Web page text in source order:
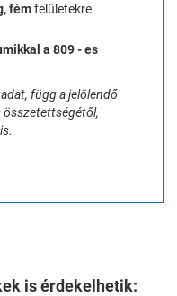
fémfelületekre
a 809 - es
függ a jelölendő
összetettségétől,
is érdekelhetik: